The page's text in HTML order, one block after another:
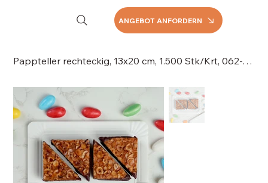
ANGEBOT ANFORDERN
Pappteller rechteckig, 13x20 cm, 1.500 Stk/Krt, 062-131-1